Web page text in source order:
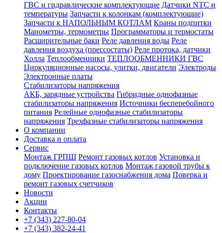
ГВС и гидравлические комплектующие Датчики NTC и
температуры Запчасти к колонкам (комплектующие)
Запчасти к НАПОЛЬНЫМ КОТЛАМ Краны подпитки
Манометры, термометры Программаторы и термостаты
Расширительные баки Реле давления воды Реле
давления воздуха (прессостаты) Реле протока, датчики
Холла Теплообменники ТЕПЛООБМЕННИКИ ГВС
Циркуляционные насосы, улитки, двигатели Электроды
Электронные платы
Стабилизаторы напряжения
АКБ, зарядные устройства Гибридные однофазные
стабилизаторы напряжения Источники бесперебойного
питания Релейные однофазные стабилизаторы
напряжения Трехфазные стабилизаторы напряжения
О компании
Доставка и оплата
Сервис
Монтаж ГРПШ Ремонт газовых котлов Установка и
подключение газовых котлов Монтаж газовой трубы к
дому Проектирование газоснабжения дома Поверка и
ремонт газовых счетчиков
Новости
Акции
Контакты
+7 (343) 227-80-04
+7 (343) 382-24-41